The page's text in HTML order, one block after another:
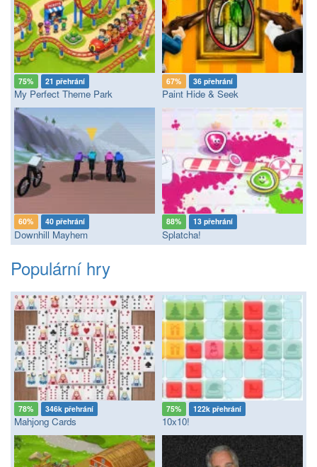
75% 21 přehrání
My Perfect Theme Park
67% 36 přehrání
Paint Hide & Seek
60% 40 přehrání
Downhill Mayhem
88% 13 přehrání
Splatcha!
Populární hry
78% 346k přehrání
Mahjong Cards
75% 122k přehrání
10x10!